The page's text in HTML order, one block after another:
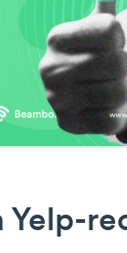
Yelp-